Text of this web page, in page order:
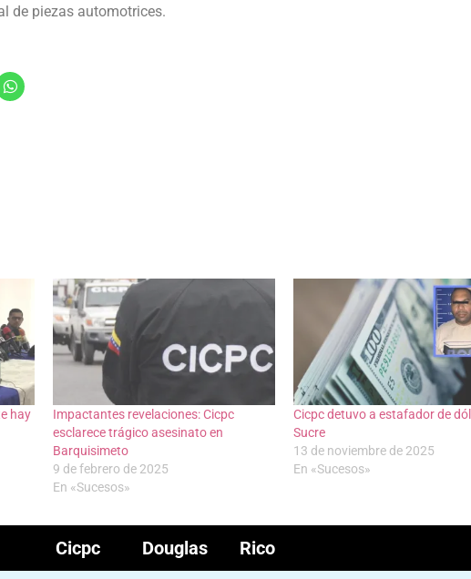
de piezas automotrices.
hay
Impactantes revelaciones: Cicpc
esclarece trágico asesinato en
Barquisimeto
9 de febrero de 2025
En «Sucesos»
Cicpc detuvo a estafador de
Sucre
13 de noviembre de 2025
En «Sucesos»
Cicpc Douglas Rico